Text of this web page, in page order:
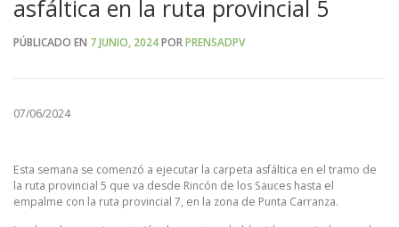
asfáltica en la ruta provincial 5
PÚBLICADO EN 7 JUNIO, 2024PORPRENSADPV
07/06/2024
Esta semana se comenzó a ejecutar la carpeta asfáltica en el tramo de
la ruta provincial 5 que va desde Rincón de los Sauces hasta el
empalme con la ruta provincial 7, en la zona de Punta Carranza.